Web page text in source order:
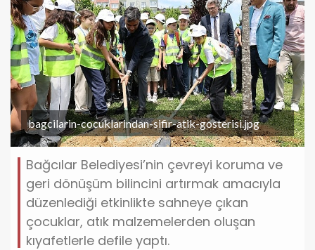
bagcilarin-cocuklarindan-sifir-atik-gosterisi.jpg
Bağcılar Belediyesi’nin çevreyi koruma ve
geri dönüşüm bilincini artırmak amacıyla
düzenlediği etkinlikte sahneye çıkan
çocuklar, atık malzemelerden oluşan
kıyafetlerle defile yaptı.